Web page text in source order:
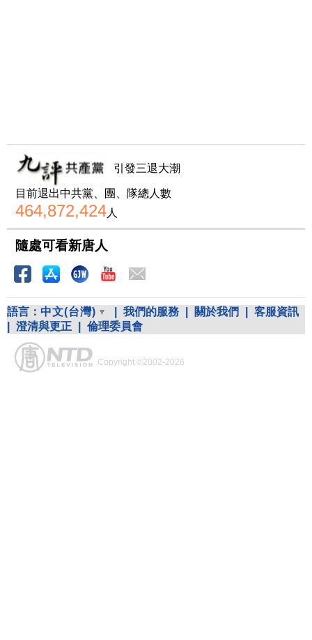
引發三退大潮
目前退出中共黨、團、隊總人數
464,872,424人
隨處可看新唐人
語言： 中文(台灣) 我們的服務 關於我們
客服資訊
澄清與更正 倫理委員會
Copyright ©2002-2026